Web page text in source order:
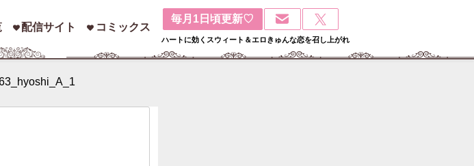
配信サイト コミックス
毎月1日頃更新♡
ハートに効くスウィート＆エロきゅんな恋を召し上がれ